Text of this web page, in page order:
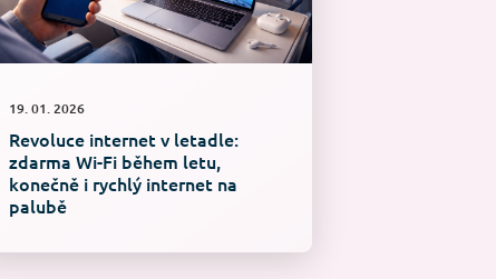
19. 01. 2026
Revoluce internet v letadle:
zdarma Wi-Fi během letu,
konečně i rychlý internet na
palubě